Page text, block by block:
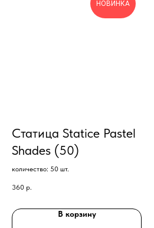
НОВИНКА
Статица Statice Pastel
Shades (50)
количество: 50 шт.
360 р.
В корзину